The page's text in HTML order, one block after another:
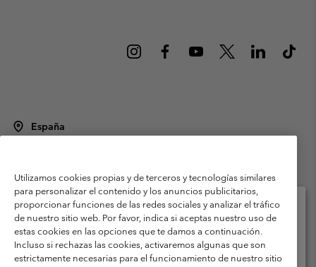
España
Condiciones de uso
Terminos de Venta
Garantía
Política de Privacidad
Términos y condiciones del programa de miembros
Términos De Uso Del Contenido Generado Por Los Usuarios
Utilizamos cookies propias y de terceros y tecnologías similares
para personalizar el contenido y los anuncios publicitarios,
proporcionar funciones de las redes sociales y analizar el tráfico
de nuestro sitio web. Por favor, indica si aceptas nuestro uso de
estas cookies en las opciones que te damos a continuación.
Incluso si rechazas las cookies, activaremos algunas que son
estrictamente necesarias para el funcionamiento de nuestro sitio
Selecciona tu país e idioma envío
Compras en línea disponibles